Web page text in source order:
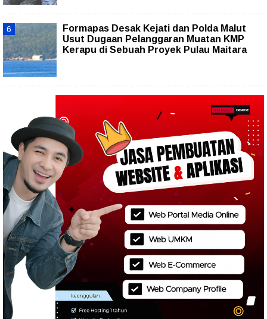
Formapas Desak Kejati dan Polda Malut
Usut Dugaan Pelanggaran Muatan KMP
Kerapu di Sebuah Proyek Pulau Maitara